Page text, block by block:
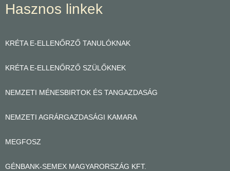
Hasznos linkek
KRÉTA E-ELLENŐRZŐ TANULÓKNAK
KRÉTA E-ELLENŐRZŐ SZÜLŐKNEK
NEMZETI MÉNESBIRTOK ÉS TANGAZDASÁG
NEMZETI AGRÁRGAZDASÁGI KAMARA
MEGFOSZ
GÉNBANK-SEMEX MAGYARORSZÁG KFT.